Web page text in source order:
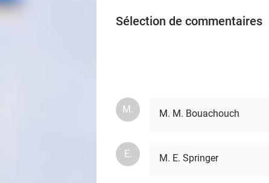
Sélection de commentaires
M. M. M. Bouachouch
E. M. E. Springer